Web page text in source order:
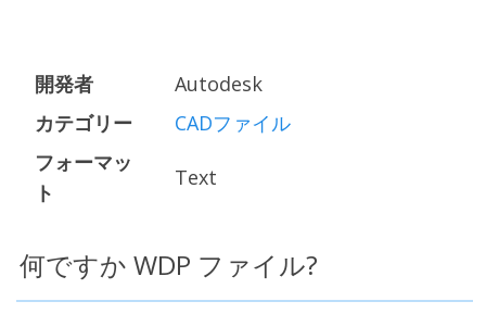
開発者
Autodesk
カテゴリー
CADファイル
フォーマッ
ト
Text
何ですか WDP ファイル?